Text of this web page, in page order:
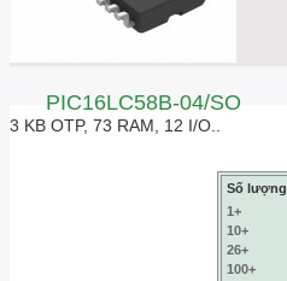
PIC16LC58B-04/SO
3 KB OTP, 73 RAM, 12 I/O..
Số lượng
1+
10+
26+
100+